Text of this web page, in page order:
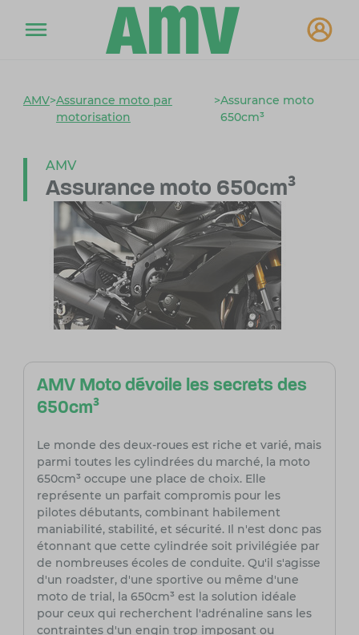
AMV>Assurance moto par
motorisation
>Assurance moto
650cm³
AMV
Assurance moto 650cm³
AMV Moto dévoile les secrets des
650cm³
Le monde des deux-roues est riche et varié, mais
parmi toutes les cylindrées du marché, la moto
650cm³ occupe une place de choix. Elle
représente un parfait compromis pour les
pilotes débutants, combinant habilement
maniabilité, stabilité, et sécurité. Il n'est donc pas
étonnant que cette cylindrée soit privilégiée par
de nombreuses écoles de conduite. Qu'il s'agisse
d'un roadster, d'une sportive ou même d'une
moto de trial, la 650cm³ est la solution idéale
pour ceux qui recherchent l'adrénaline sans les
contraintes d'un engin trop imposant ou